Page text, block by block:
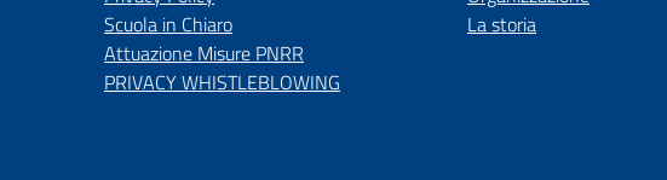
Scuola in Chiaro
Attuazione Misure PNRR
PRIVACY WHISTLEBLOWING
La storia